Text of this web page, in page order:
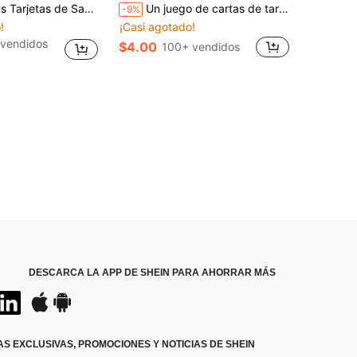
de Relajación Somática, Ejercicios Corporales Ilustrados, Regalo de Relajación Guiada de Atención Plena, Herramientas de Salud Mental para el Hogar y la Oficina
-9% Un juego de cartas de tarot para principiantes, que incluye palabras clave - Juego de adivinación y orientación, 78 cartas, explicación detallada de los significados de las cartas de tarot, adecuado para principiantes - Edición 2025, juego de adivinación con estilo vintage, con guía detallada, herramienta de adivinación y regalo ideal, con un diseño de arte único
¡Casi agotado!
$4.00 100+ vendidos
DESCARCA LA APP DE SHEIN PARA AHORRAR MÁS
EXCLUSIVAS, PROMOCIONES Y NOTICIAS DE SHEIN